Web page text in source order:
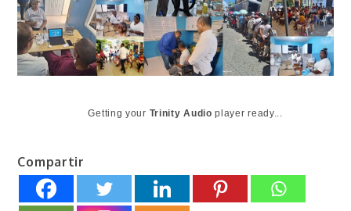
Getting your Trinity Audio player ready...
Compartir